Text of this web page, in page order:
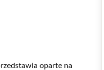
oparte na